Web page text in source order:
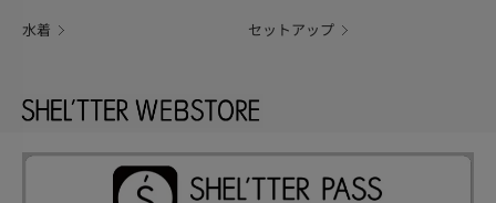
水着 セットアップ